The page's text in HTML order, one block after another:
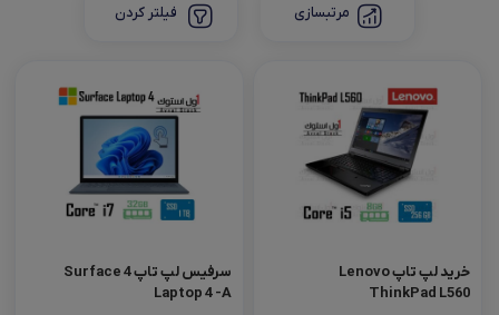
مرتبسازی فیلتر کردن
خرید لپ تاپ Lenovo
ThinkPad L560
سرفیس لپ تاپ 4 Surface
Laptop 4 -A